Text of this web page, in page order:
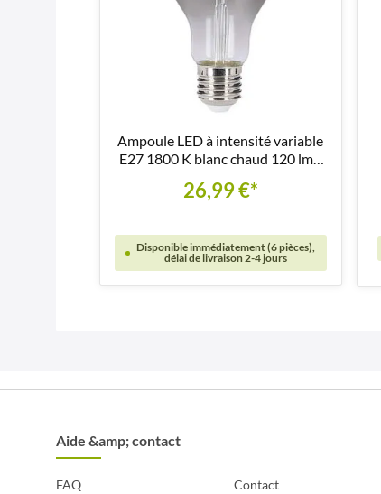
Ampoule LED à intensité variable
E27 1800 K blanc chaud 120 lm -
26,99 €*
Disponible immédiatement (6 pièces),
délai de livraison 2-4 jours
Aide &amp; contact
FAQ Contact